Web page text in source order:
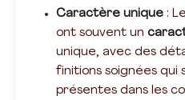
Caractère unique :
ont souvent un
unique, avec des
finitions soignées qui
présentes dans les